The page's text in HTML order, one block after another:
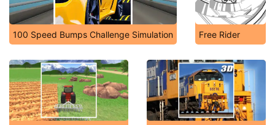
100 Speed Bumps Challenge Simulation Free Rider